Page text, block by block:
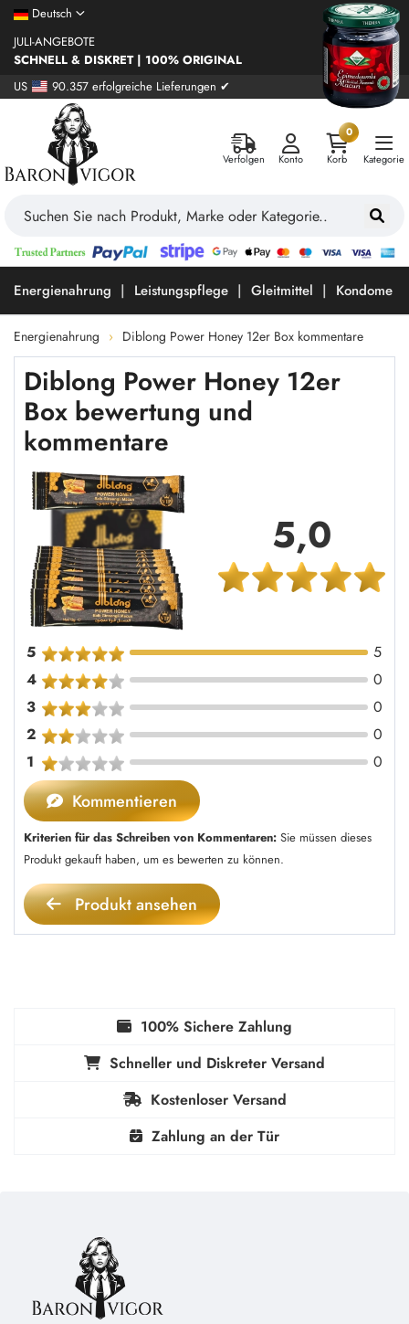
Deutsch
JULI-ANGEBOTE
SCHNELL & DISKRET | 100% ORIGINAL
US
90.357 erfolgreiche Lieferungen ✔
Verfolgen Konto
0
Korb
Kategorie
Energienahrung Leistungspflege Gleitmittel Kondome
Energienahrung Diblong Power Honey 12er Box kommentare
Diblong Power Honey 12er
Box bewertung und
kommentare
5,0
5
5
4
0
3
0
2
0
1
0
Kommentieren
Kriterien für das Schreiben von Kommentaren: Sie müssen dieses
Produkt gekauft haben, um es bewerten zu können.
Produkt ansehen
100% Sichere Zahlung
Schneller und Diskreter Versand
Kostenloser Versand
Zahlung an der Tür